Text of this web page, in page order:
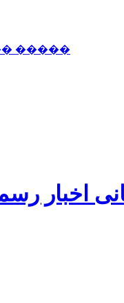
�����
اخبار